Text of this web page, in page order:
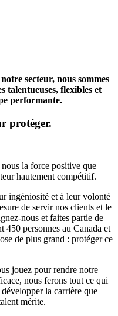
secteur, nous sommes
talentueuses, flexibles et
performante.
protéger.
la force positive que
hautement compétitif.
ingéniosité et à leur volonté
de servir nos clients et le
nous et faites partie de
450 personnes au Canada et
de plus grand : protéger ce
jouez pour rendre notre
nous ferons tout ce qui
la carrière que
mérite.